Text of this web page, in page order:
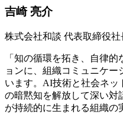
吉崎 亮介
株式会社和談 代表取締役
「知の循環を拓き、自律
ョンに、組織コミュニケ
います。AI技術と社会ネッ
の暗黙知を解放して深い対
が持続的に生まれる組織の